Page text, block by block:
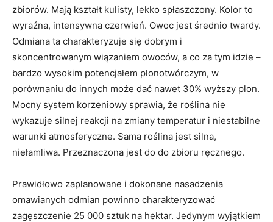
zbiorów. Mają kształt kulisty, lekko spłaszczony. Kolor to
wyraźna, intensywna czerwień. Owoc jest średnio twardy.
Odmiana ta charakteryzuje się dobrym i
skoncentrowanym wiązaniem owoców, a co za tym idzie –
bardzo wysokim potencjałem plonotwórczym, w
porównaniu do innych może dać nawet 30% wyższy plon.
Mocny system korzeniowy sprawia, że roślina nie
wykazuje silnej reakcji na zmiany temperatur i niestabilne
warunki atmosferyczne. Sama roślina jest silna,
niełamliwa. Przeznaczona jest do do zbioru ręcznego.
Prawidłowo zaplanowane i dokonane nasadzenia
omawianych odmian powinno charakteryzować
zagęszczenie 25 000 sztuk na hektar. Jedynym wyjątkiem